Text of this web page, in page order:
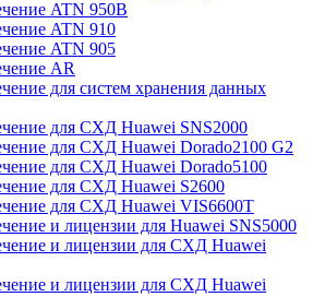
ATN 950B
ATN 910
ATN 905
AR
для систем хранения данных
для СХД Huawei SNS2000
для СХД Huawei Dorado2100 G2
для СХД Huawei Dorado5100
для СХД Huawei S2600
для СХД Huawei VIS6600T
и лицензии для Huawei SNS5000
и лицензии для СХД Huawei
и лицензии для СХД Huawei